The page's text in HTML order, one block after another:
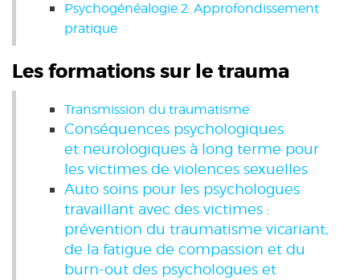
Psychogénéalogie 2: Approfondissement
pratique
Les formations sur le trauma
Transmission du traumatisme
Conséquences psychologiques
et neurologiques à long terme pour
les victimes de violences sexuelles
Auto soins pour les psychologues
travaillant avec des victimes :
prévention du traumatisme vicariant,
de la fatigue de compassion et du
burn-out des psychologues et